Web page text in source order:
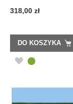
318,00 zł
DO KOSZYKA
DODAJ